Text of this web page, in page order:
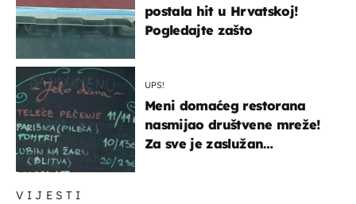
VIJESTI
postala hit u Hrvatskoj!
Pogledajte zašto
UPS!
Meni domaćeg restorana
nasmijao društvene mreže!
Za sve je zaslužan